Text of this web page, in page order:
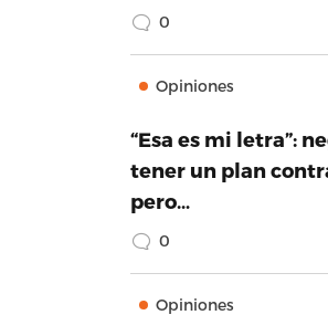
0
Opiniones
“Esa es mi letra”:
tener un plan
pero…
0
Opiniones